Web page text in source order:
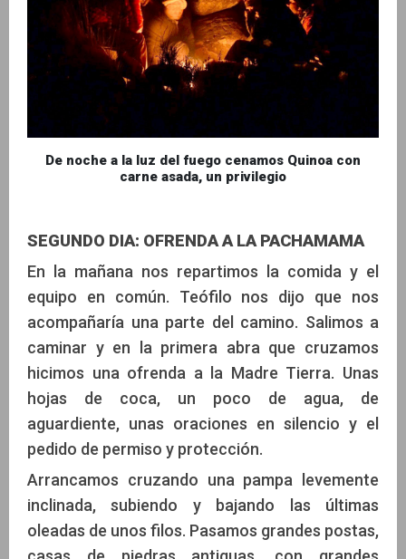
De noche a la luz del fuego cenamos Quinoa con
carne asada, un privilegio
SEGUNDO DIA: OFRENDA A LA PACHAMAMA
En la mañana nos repartimos la comida y el
equipo en común. Teófilo nos dijo que nos
acompañaría una parte del camino. Salimos a
caminar y en la primera abra que cruzamos
hicimos una ofrenda a la Madre Tierra. Unas
hojas de coca, un poco de agua, de
aguardiente, unas oraciones en silencio y el
pedido de permiso y protección.
Arrancamos cruzando una pampa levemente
inclinada, subiendo y bajando las últimas
oleadas de unos filos. Pasamos grandes postas,